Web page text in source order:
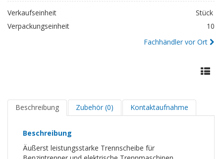
Verkaufseinheit
Stück
Verpackungseinheit
10
Fachhändler vor Ort
Beschreibung Zubehör (0) Kontaktaufnahme
Beschreibung
Äußerst leistungsstarke Trennscheibe für